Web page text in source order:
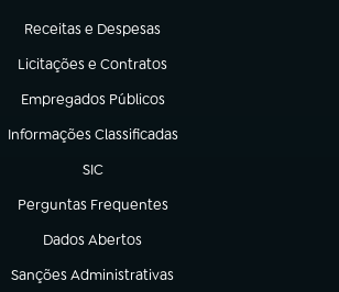
Receitas e Despesas
(abre em nova aba)
Licitações e Contratos
(abre em nova aba)
Empregados Públicos
(abre em nova aba)
Informações Classificadas
(abre em nova aba)
SIC
(abre em nova aba)
Perguntas Frequentes
(abre em nova aba)
Dados Abertos
(abre em nova aba)
Sanções Administrativas
(abre em nova aba)